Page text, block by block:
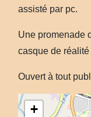
assisté par pc.
Une promenade
casque de
Ouvert à tout
+